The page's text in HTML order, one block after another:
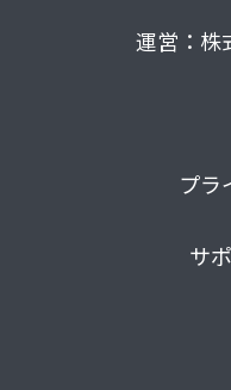
運営：株
プラ
サ